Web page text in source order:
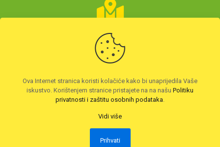
(Hrvatske)
Preuzmite HAK aplikaciju
2026. © Autoklub Maksimir
Ova Internet stranica koristi kolačiće kako bi unaprijedila Vaše
iskustvo. Korištenjem stranice pristajete na na našu Politiku
privatnosti i zaštitu osobnih podataka.
Vidi više
Prihvati